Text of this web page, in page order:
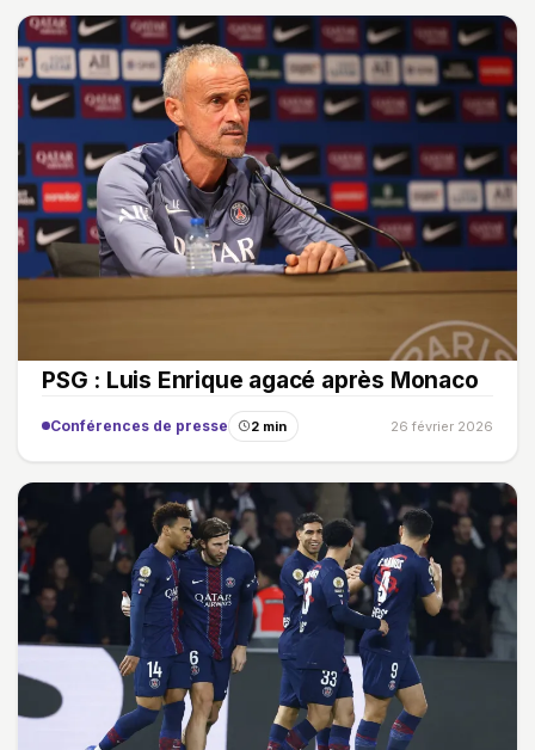
PSG : Luis Enrique agacé après Monaco
Conférences de presse 2 min 26 février 2026